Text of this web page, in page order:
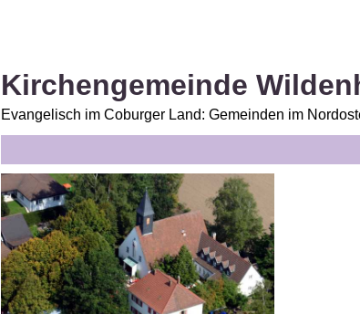
Kirchengemeinde
Evangelisch im Coburger Land: Gemeinden im